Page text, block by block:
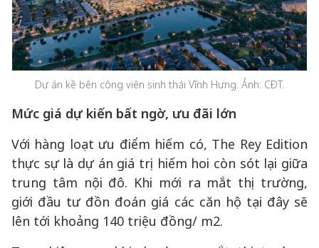
Dự án kề bên công viên sinh thái Vĩnh Hưng. Ảnh: CĐT.
Mức giá dự kiến bất ngờ, ưu đãi lớn
Với hàng loạt ưu điểm hiếm có, The Rey Edition
thực sự là dự án giá trị hiếm hoi còn sót lại giữa
trung tâm nội đô. Khi mới ra mắt thị trường,
giới đầu tư đồn đoán giá các căn hộ tại đây sẽ
lên tới khoảng 140 triệu đồng/ m2.